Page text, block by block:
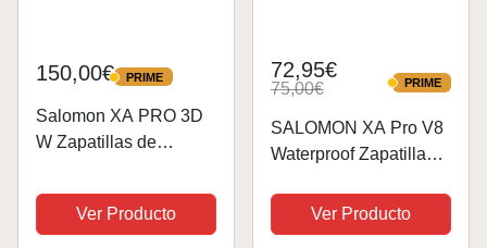
150,00€ PRIME
PRIME
Salomon XA PRO 3D
W Zapatillas de
Ver Producto
72,95€
75,00€ PRIME
PRIME
SALOMON XA Pro V8
Waterproof Zapatillas
& TeensVer Producto